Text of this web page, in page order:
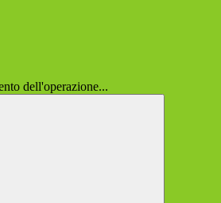
dell'operazione...